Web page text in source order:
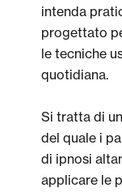
intenda
progettato
le tecniche
quotidiana.
Si tratta di
del quale i
di ipnosi
applicare le